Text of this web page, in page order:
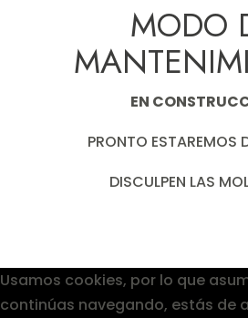
MODO
EN
PRONTO ESTAREMOS
DISCULPEN LAS
Usamos cookies, por lo que
continúas navegando, estás de